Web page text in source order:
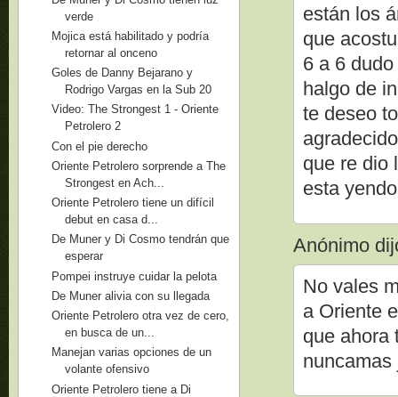
están los
que
6 a 6
halgo de
te deseo
que re dio
esta
Anónimo
No vales
a Oriente
que ahora
verde
Mojica está habilitado y podría
retornar al onceno
Goles de Danny Bejarano y
Rodrigo Vargas en la Sub 20
Video: The Strongest 1 - Oriente
Petrolero 2
Con el pie derecho
Oriente Petrolero sorprende a The
Strongest en Ach...
Oriente Petrolero tiene un difícil
debut en casa d...
De Muner y Di Cosmo tendrán que
esperar
Pompei instruye cuidar la pelota
De Muner alivia con su llegada
Oriente Petrolero otra vez de cero,
en busca de un...
Manejan varias opciones de un
volante ofensivo
Oriente Petrolero tiene a Di